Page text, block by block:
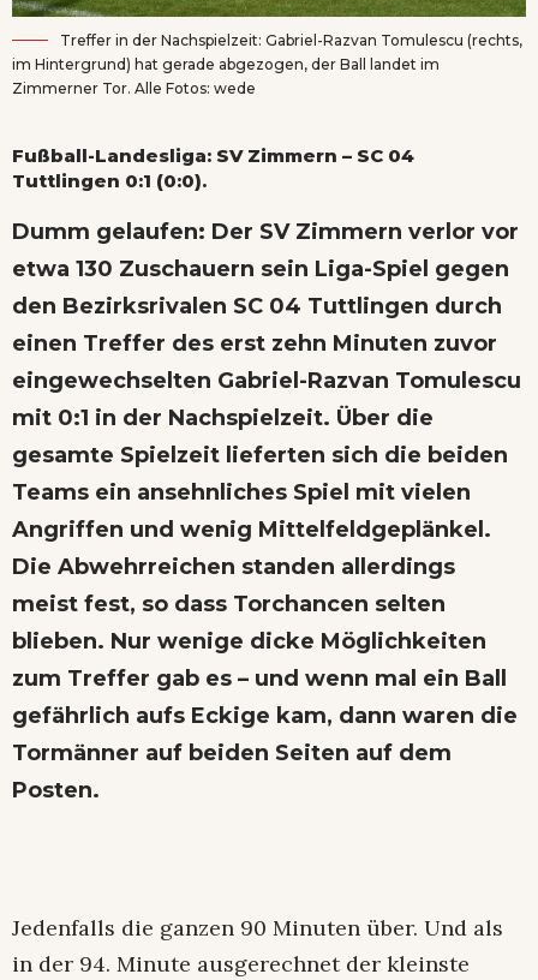
Treffer in der Nachspielzeit: Gabriel-Razvan Tomulescu (rechts,
im Hintergrund) hat gerade abgezogen, der Ball landet im
Zimmerner Tor. Alle Fotos: wede
Fußball-Landesliga: SV Zimmern – SC 04
Tuttlingen 0:1 (0:0).
Dumm gelaufen: Der SV Zimmern verlor vor
etwa 130 Zuschauern sein Liga-Spiel gegen
den Bezirksrivalen SC 04 Tuttlingen durch
einen Treffer des erst zehn Minuten zuvor
eingewechselten Gabriel-Razvan Tomulescu
mit 0:1 in der Nachspielzeit. Über die
gesamte Spielzeit lieferten sich die beiden
Teams ein ansehnliches Spiel mit vielen
Angriffen und wenig Mittelfeldgeplänkel.
Die Abwehrreichen standen allerdings
meist fest, so dass Torchancen selten
blieben. Nur wenige dicke Möglichkeiten
zum Treffer gab es – und wenn mal ein Ball
gefährlich aufs Eckige kam, dann waren die
Tormänner auf beiden Seiten auf dem
Posten.
Jedenfalls die ganzen 90 Minuten über. Und als
in der 94. Minute ausgerechnet der kleinste